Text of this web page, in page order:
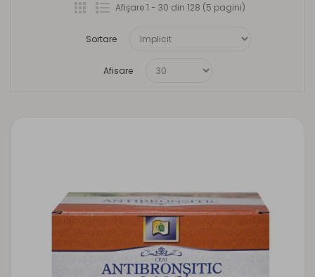
Afişare 1 - 30 din 128 (5 pagini)
Sortare
Afisare